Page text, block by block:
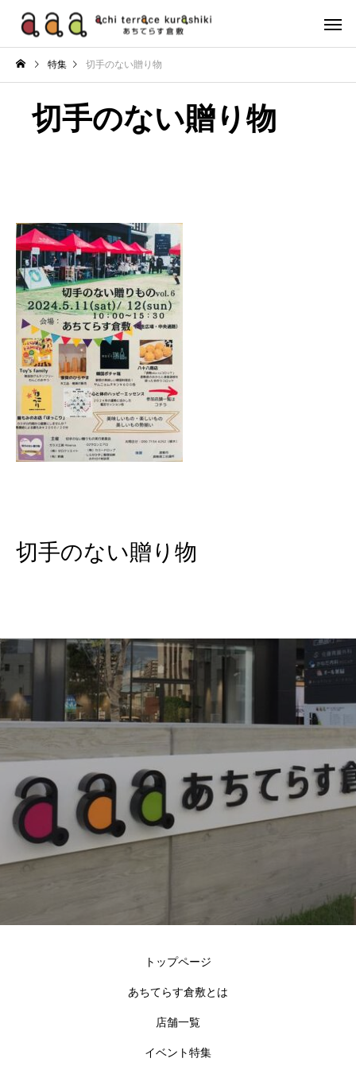
特集 切手のない贈り物
切手のない贈り物
切手のない贈り物
トップページ
あちてらす倉敷とは
店舗一覧
イベント特集